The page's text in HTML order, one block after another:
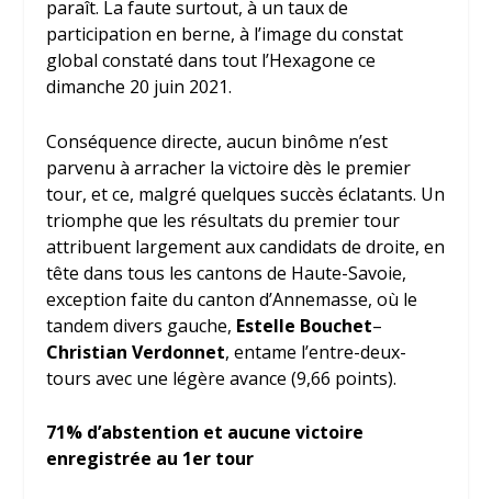
paraît. La faute surtout, à un taux de
participation en berne, à l’image du constat
global constaté dans tout l’Hexagone ce
dimanche 20 juin 2021.
Conséquence directe, aucun binôme n’est
parvenu à arracher la victoire dès le premier
tour, et ce, malgré quelques succès éclatants. Un
triomphe que les résultats du premier tour
attribuent largement aux candidats de droite, en
tête dans tous les cantons de Haute-Savoie,
exception faite du canton d’Annemasse, où le
tandem divers gauche, Estelle Bouchet–
Christian Verdonnet, entame l’entre-deux-
tours avec une légère avance (9,66 points).
71% d’abstention et aucune victoire
enregistrée au 1er tour